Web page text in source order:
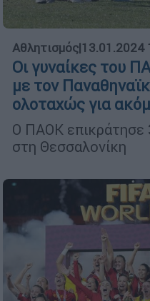
Αθλητισμός|13.01.2024
Οι γυναίκες του
με τον
ολοταχώς για
Ο ΠΑΟΚ επικράτησε
στη Θεσσαλονίκη